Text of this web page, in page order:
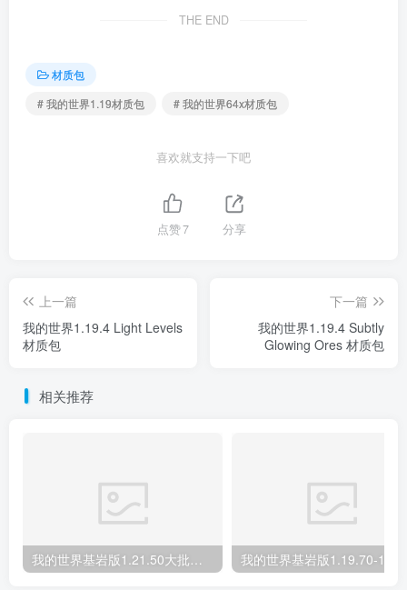
THE END
材质包
# 我的世界1.19材质包
# 我的世界64x材质包
喜欢就支持一下吧
点赞7 分享
上一篇
我的世界1.19.4 Light Levels
材质包
下一篇
我的世界1.19.4 Subtly
Glowing Ores 材质包
相关推荐
我的世界基岩版1.21.50大批量合成 Mass Crafter 材质包下载